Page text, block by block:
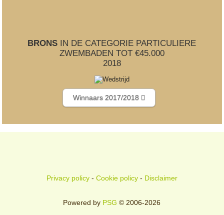
BRONS IN DE CATEGORIE PARTICULIERE
ZWEMBADEN TOT €45.000
2018
Winnaars 2017/2018
Privacy policy- Cookie policy- Disclaimer
Powered by PSG © 2006-2026